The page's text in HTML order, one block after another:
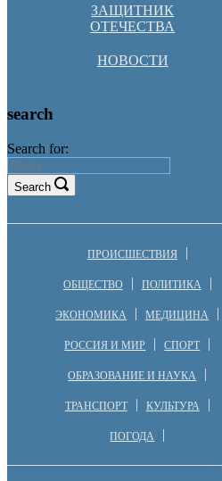
ЗАЩИТНИК
ОТЕЧЕСТВА
НОВОСТИ
search
Search for:
Search
ПРОИСШЕСТВИЯ
ОБЩЕСТВО ПОЛИТИКА
ЭКОНОМИКА МЕДИЦИНА
РОССИЯ И МИР СПОРТ
ОБРАЗОВАНИЕ И НАУКА
ТРАНСПОРТ КУЛЬТУРА
ПОГОДА